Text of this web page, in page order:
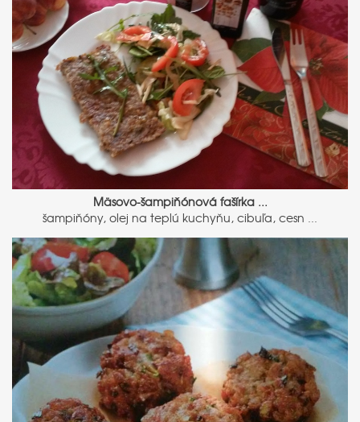
Mäsovo-šampiňónová fašírka ...
šampiňóny, olej na teplú kuchyňu, cibuľa, cesn ...